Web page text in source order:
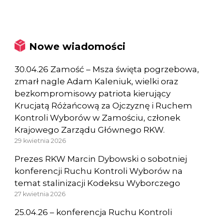
Nowe wiadomości
30.04.26 Zamość – Msza święta pogrzebowa,
zmarł nagle Adam Kaleniuk, wielki oraz
bezkompromisowy patriota kierujący
Krucjatą Różańcową za Ojczyznę i Ruchem
Kontroli Wyborów w Zamościu, członek
Krajowego Zarządu Głównego RKW.
29 kwietnia 2026
Prezes RKW Marcin Dybowski o sobotniej
konferencji Ruchu Kontroli Wyborów na
temat stalinizacji Kodeksu Wyborczego
27 kwietnia 2026
25.04.26 – konferencja Ruchu Kontroli